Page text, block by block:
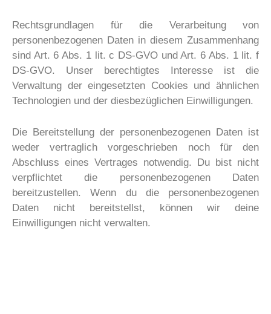
Rechtsgrundlagen für die Verarbeitung von
personenbezogenen Daten in diesem Zusammenhang
sind Art. 6 Abs. 1 lit. c DS-GVO und Art. 6 Abs. 1 lit. f
DS-GVO. Unser berechtigtes Interesse ist die
Verwaltung der eingesetzten Cookies und ähnlichen
Technologien und der diesbezüglichen Einwilligungen.
Die Bereitstellung der personenbezogenen Daten ist
weder vertraglich vorgeschrieben noch für den
Abschluss eines Vertrages notwendig. Du bist nicht
verpflichtet die personenbezogenen Daten
bereitzustellen. Wenn du die personenbezogenen
Daten nicht bereitstellst, können wir deine
Einwilligungen nicht verwalten.